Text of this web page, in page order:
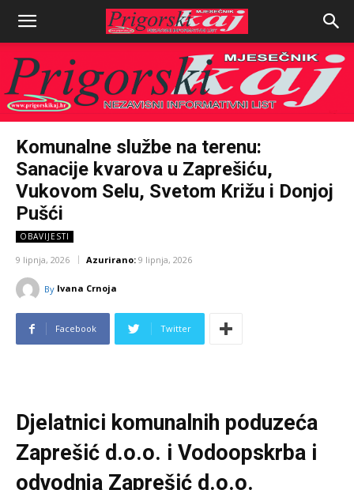
Komunalne službe na terenu:
Sanacije kvarova u Zaprešiću,
Vukovom Selu, Svetom Križu i Donjoj
Pušći
OBAVIJESTI
9 lipnja, 2026 Azurirano: 9 lipnja, 2026
By Ivana Crnoja
Facebook Twitter
Djelatnici komunalnih poduzeća
Zaprešić d.o.o. i Vodoopskrba i
odvodnja Zaprešić d.o.o.